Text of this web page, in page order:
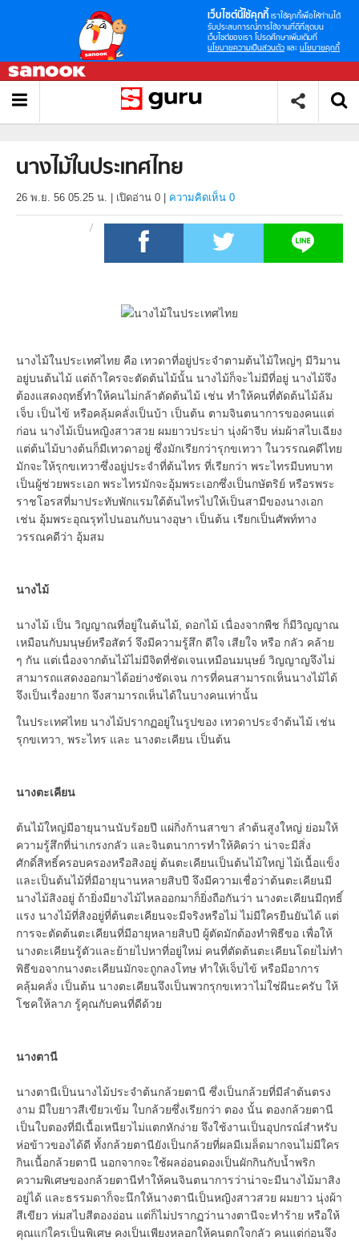
เว็บไซต์นี้ใช้คุกกี้ เราใช้คุกกี้เพื่อให้ท่านได้
รับประสบการณ์การใช้งานที่ดีที่สุดบน
เว็บไซต์ของเรา โปรดศึกษาเพิ่มเติมที่
นโยบายความเป็นส่วนตัว และ นโยบายคุกกี้
นางไม้ในประเทศไทย
26 พ.ย. 56 05.25 น. เปิดอ่าน 0 ความคิดเห็น 0
นางไม้ในประเทศไทย คือ เทวดาที่อยู่ประจำตามต้นไม้ใหญ่ๆ มีวิมาน
อยู่บนต้นไม้ แต่ถ้าใครจะตัดต้นไม้นั้น นางไม้ก็จะไม่มีที่อยู่ นางไม้จึง
ต้องแสดงฤทธิ์ทำให้คนไม่กล้าตัดต้นไม้ เช่น ทำให้คนที่ตัดต้นไม้ล้ม
เจ็บ เป็นไข้ หรือคลุ้มคลั่งเป็นบ้า เป็นต้น ตามจินตนาการของคนแต่
ก่อน นางไม้เป็นหญิงสาวสวย ผมยาวประบ่า นุ่งผ้าจีบ ห่มผ้าสไบเฉียง
แต่ต้นไม้บางต้นก็มีเทวดาอยู่ ซึ่งมักเรียกว่ารุกขเทวา ในวรรณคดีไทย
มักจะให้รุกขเทวาซึ่งอยู่ประจำที่ต้นไทร ที่เรียกว่า พระไทรมีบทบาท
เป็นผู้ช่วยพระเอก พระไทรมักจะอุ้มพระเอกซึ่งเป็นกษัตริย์ หรือรพระ
ราชโอรสที่มาประทับพักแรมใต้ต้นไทรไปให้เป็นสามีของนางเอก
เช่น อุ้มพระอุณรุทไปนอนกับนางอุษา เป็นต้น เรียกเป็นศัพท์ทาง
วรรณคดีว่า อุ้มสม
นางไม้
นางไม้ เป็น วิญญาณที่อยู่ในต้นไม้, ดอกไม้ เนื่องจากพืช ก็มีวิญญาณ
เหมือนกับมนุษย์หรือสัตว์ จึงมีความรู้สึก ดีใจ เสียใจ หรือ กลัว คล้าย
ๆ กัน แต่เนื่องจากต้นไม้ไม่มีจิตที่ชัดเจนเหมือนมนุษย์ วิญญาญจึงไม่
สามารถแสดงออกมาได้อย่างชัดเจน การที่คนสามารถเห็นนางไม้ได้
จึงเป็นเรื่องยาก จึงสามารถเห็นได้ในบางคนเท่านั้น
ในประเทศไทย นางไม้ปรากฏอยู่ในรูปของ เทวดาประจำต้นไม้ เช่น
รุกขเทวา, พระไทร และ นางตะเคียน เป็นต้น
นางตะเคียน
ต้นไม้ใหญ่มีอายุนานนับร้อยปี แผ่กิ่งก้านสาขา ลำต้นสูงใหญ่ ย่อมให้
ความรู้สึกที่น่าเกรงกลัว และจินตนาการทำให้คิดว่า น่าจะมีสิ่ง
ศักดิ์สิทธิ์ครอบครองหรือสิงอยู่ ต้นตะเคียนเป็นต้นไม้ใหญ่ ไม้เนื้อแข็ง
และเป็นต้นไม้ที่มีอายุนานหลายสิบปี จึงมีความเชื่อว่าต้นตะเคียนมี
นางไม้สิงอยู่ ถ้ายิ่งมียางไม้ไหลออกมาก็ยิ่งถือกันว่า นางตะเคียนมีฤทธิ์
แรง นางไม้ที่สิงอยู่ที่ต้นตะเคียนจะมีจริงหรือไม่ ไม่มีใครยืนยันได้ แต่
การจะตัดต้นตะเคียนที่มีอายุหลายสิบปี ผู้ตัดมักต้องทำพิธีขอ เพื่อให้
นางตะเคียนรู้ตัวและย้ายไปหาที่อยู่ใหม่ คนที่ตัดต้นตะเคียนโดยไม่ทำ
พิธีขอจากนางตะเคียนมักจะถูกลงโทษ ทำให้เจ็บไข้ หรือมีอาการ
คลุ้มคลั่ง เป็นต้น นางตะเคียนจึงเป็นพวกรุกขเทวาไม่ใช่ผีนะครับ ให้
โชคให้ลาภ รู้คุณกับคนที่ดีด้วย
นางตานี
นางตานีเป็นนางไม้ประจำต้นกล้วยตานี ซึ่งเป็นกล้วยที่มีลำต้นตรง
งาม มีใบยาวสีเขียวเข้ม ใบกล้วยซึ่งเรียกว่า ตอง นั้น ตองกล้วยตานี
เป็นใบตองที่มีเนื้อเหนียวไม่แตกหักง่าย จึงใช้งานเป็นอุปกรณ์สำหรับ
ห่อข้าวของได้ดี ทั้งกล้วยตานียังเป็นกล้วยที่ผลมีเมล็ดมากจนไม่มีใคร
กินเนื้อกล้วยตานี นอกจากจะใช้ผลอ่อนดองเป็นผักกินกับน้ำพริก
ความพิเศษของกล้วยตานีทำให้คนจินตนาการว่าน่าจะมีนางไม้มาสิง
อยู่ได้ และธรรมดาก็จะนึกให้นางตานีเป็นหญิงสาวสวย ผมยาว นุ่งผ้า
สีเขียว ห่มสไบสีตองอ่อน แต่ก็ไม่ปรากฏว่านางตานีจะทำร้าย หรือให้
คุณแก่ใครเป็นพิเศษ คงเป็นเพียงหลอกให้คนตกใจกลัว คนแต่ก่อนจึง